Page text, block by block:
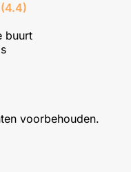
(4.4)
buurt
voorbehouden.